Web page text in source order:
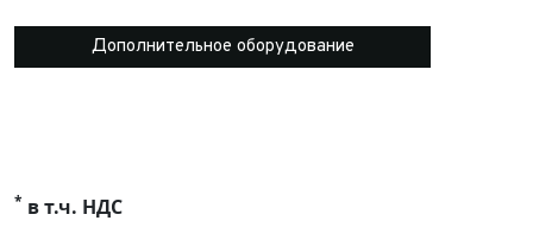
Дополнительное оборудование
* в т.ч. НДС